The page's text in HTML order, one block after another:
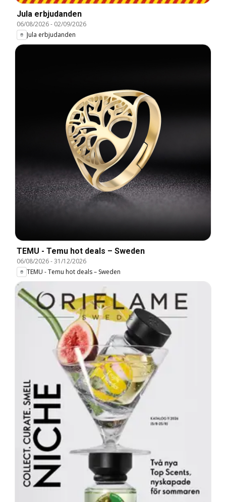
Jula erbjudanden
06/08/2026- 02/09/2026
Jula erbjudanden
TEMU - Temu hot deals – Sweden
06/08/2026-31/12/2026
TEMU - Temu hot deals – Sweden